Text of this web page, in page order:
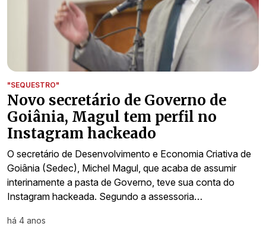
"SEQUESTRO"
Novo secretário de Governo de
Goiânia, Magul tem perfil no
Instagram hackeado
O secretário de Desenvolvimento e Economia Criativa de
Goiânia (Sedec), Michel Magul, que acaba de assumir
interinamente a pasta de Governo, teve sua conta do
Instagram hackeada. Segundo a assessoria…
há 4 anos